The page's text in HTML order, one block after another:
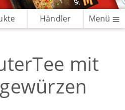
Händler Menü
mit